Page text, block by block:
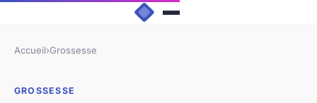
Accueil›Grossesse
GROSSESSE